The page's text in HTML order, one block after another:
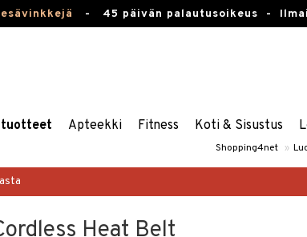
- 45 päivän palautusoikeus -
Apteekki Fitness Koti & Sisustus
Shopping4net »
Heat Belt